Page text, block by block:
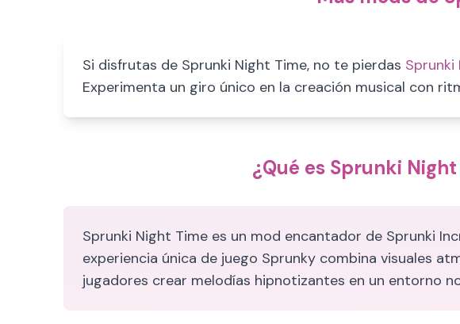
Si disfrutas de Sprunki Night Time, no te pierdas
Experimenta un giro único en la creación musical con
¿Qué es Sprunki
Sprunki Night Time es un mod encantador de Sprunki
experiencia única de juego Sprunky combina visuales
jugadores crear melodías hipnotizantes en un entorno